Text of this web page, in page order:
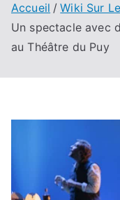
Accueil
Wiki Sur
Un spectacle avec
au Théâtre du Puy